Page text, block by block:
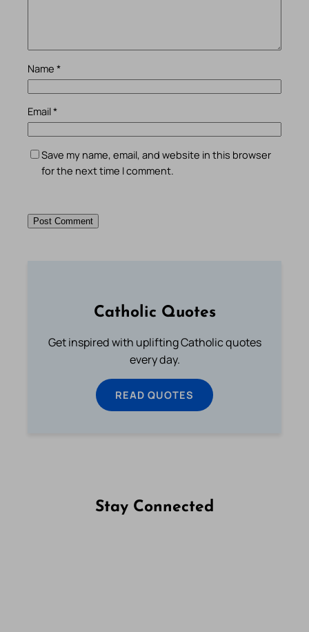
Name *
Email*
Save my name, email, and website in this browser
for the next time I comment.
Catholic Quotes
Get inspired with uplifting Catholic quotes
every day.
READ QUOTES
Stay Connected